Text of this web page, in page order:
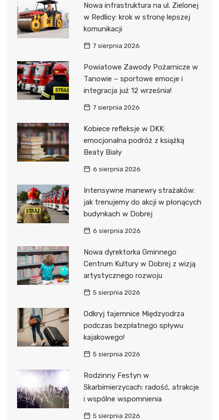
Nowa infrastruktura na ul. Zielonej
w Redlicy: krok w stronę lepszej
komunikacji
7 sierpnia 2026
Powiatowe Zawody Pożarnicze w
Tanowie – sportowe emocje i
integracja już 12 września!
7 sierpnia 2026
Kobiece refleksje w DKK:
emocjonalna podróż z książką
Beaty Biały
6 sierpnia 2026
Intensywne manewry strażaków:
jak trenujemy do akcji w płonących
budynkach w Dobrej
6 sierpnia 2026
Nowa dyrektorka Gminnego
Centrum Kultury w Dobrej z wizją
artystycznego rozwoju
5 sierpnia 2026
Odkryj tajemnice Międzyodrza
podczas bezpłatnego spływu
kajakowego!
5 sierpnia 2026
Rodzinny Festyn w
Skarbimierzycach: radość, atrakcje
i wspólne wspomnienia
5 sierpnia 2026